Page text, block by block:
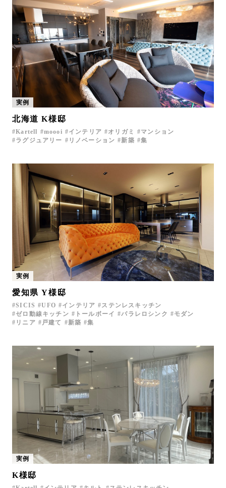
実例
北海道 K様邸
Kartell moooi インテリア オリガミ
マンション
ラグジュアリー
リノベーション 新築 集
実例
愛知県 Y様邸
SICIS UFO インテリア
ステンレスキッチン
ゼロ動線キッチン
トールボーイ パラレロシンク
モダン
リニア
戸建て 新築 集
実例
K様邸